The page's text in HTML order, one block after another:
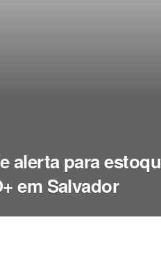
alerta para
em Salvador